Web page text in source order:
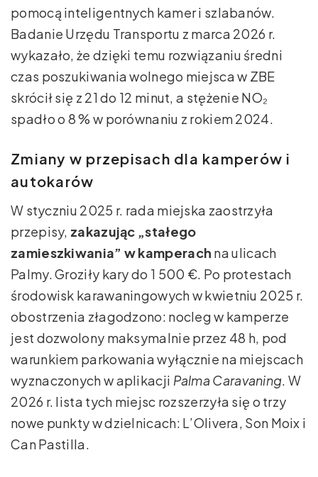
pomocą inteligentnych kamer i szlabanów.
Badanie Urzędu Transportu z marca 2026 r.
wykazało, że dzięki temu rozwiązaniu średni
czas poszukiwania wolnego miejsca w ZBE
skrócił się z 21 do 12 minut, a stężenie NO₂
spadło o 8 % w porównaniu z rokiem 2024.
Zmiany w przepisach dla kamperów i
autokarów
W styczniu 2025 r. rada miejska zaostrzyła
przepisy, zakazując „stałego
zamieszkiwania” w kamperach na ulicach
Palmy. Groziły kary do 1 500 €. Po protestach
środowisk karawaningowych w kwietniu 2025 r.
obostrzenia złagodzono: nocleg w kamperze
jest dozwolony maksymalnie przez 48 h, pod
warunkiem parkowania wyłącznie na miejscach
wyznaczonych w aplikacji Palma Caravaning. W
2026 r. lista tych miejsc rozszerzyła się o trzy
nowe punkty w dzielnicach: L’Olivera, Son Moix i
Can Pastilla.